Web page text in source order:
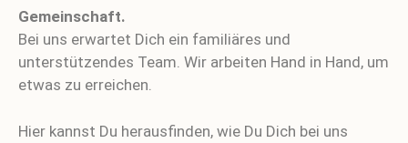
Gemeinschaft.
Bei uns erwartet Dich ein familiäres und
unterstützendes Team. Wir arbeiten Hand in Hand, um
etwas zu erreichen.
Hier kannst Du herausfinden, wie Du Dich bei uns